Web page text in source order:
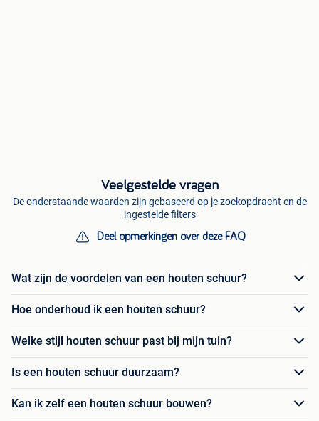
Veelgestelde vragen
De onderstaande waarden zijn gebaseerd op je zoekopdracht en de
ingestelde filters
Deel opmerkingen over deze FAQ
Wat zijn de voordelen van een houten schuur?
Hoe onderhoud ik een houten schuur?
Welke stijl houten schuur past bij mijn tuin?
Is een houten schuur duurzaam?
Kan ik zelf een houten schuur bouwen?